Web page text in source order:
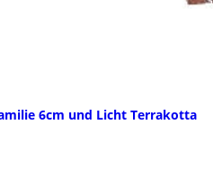
6cm und Licht Terrakotta